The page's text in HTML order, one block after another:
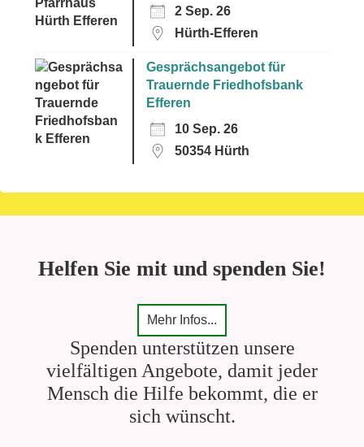
2 Sep. 26
Hürth-Efferen
Gesprächsangebot für
Trauernde Friedhofsbank
Efferen
10 Sep. 26
50354 Hürth
Helfen Sie mit und spenden Sie!
Mehr Infos...
Spenden unterstützen unsere
vielfältigen Angebote, damit jeder
Mensch die Hilfe bekommt, die er
sich wünscht.